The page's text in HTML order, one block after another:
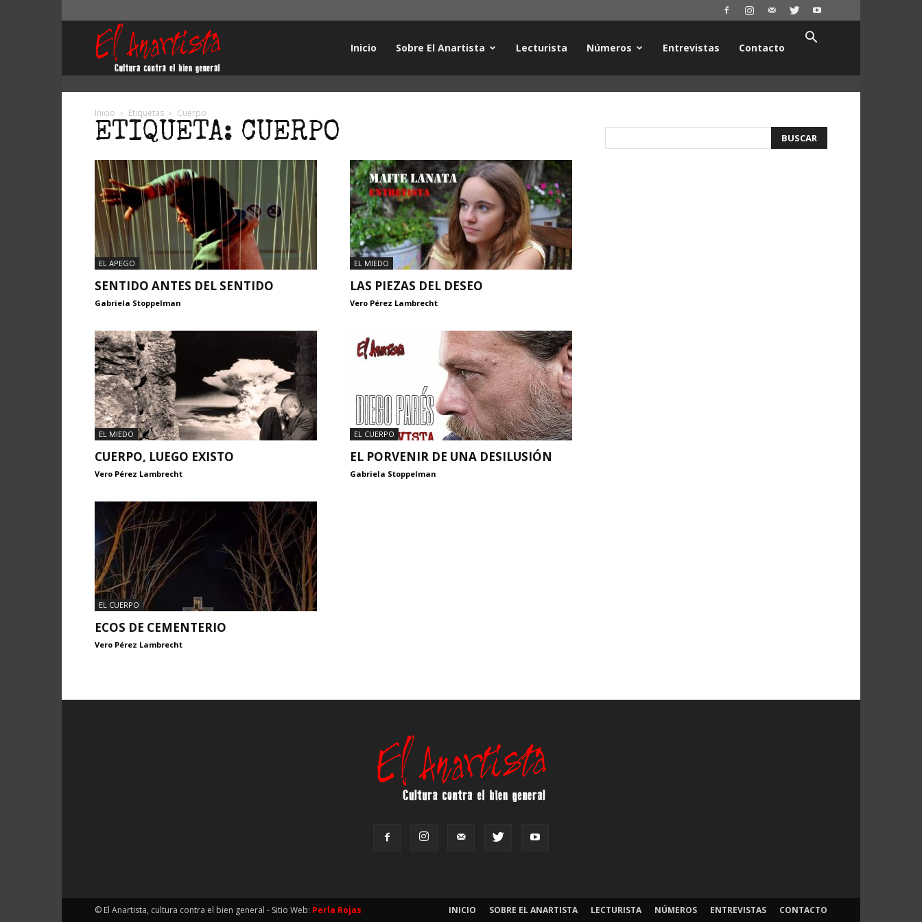
Inicio Sobre El Anartista Lecturista Números Entrevistas Contacto
Inicio Etiquetas Cuerpo
ETIQUETA: CUERPO
EL APEGO
SENTIDO ANTES DEL SENTIDO
Gabriela Stoppelman
EL MIEDO
LAS PIEZAS DEL DESEO
Vero Pérez Lambrecht
EL MIEDO
CUERPO, LUEGO EXISTO
Vero Pérez Lambrecht
EL CUERPO
EL PORVENIR DE UNA DESILUSIÓN
Gabriela Stoppelman
EL CUERPO
ECOS DE CEMENTERIO
Vero Pérez Lambrecht
INICIO SOBRE EL ANARTISTA LECTURISTA NÚMEROS ENTREVISTAS CONTACTO
© El Anartista, cultura contra el bien general - Sitio Web: Perla Rojas